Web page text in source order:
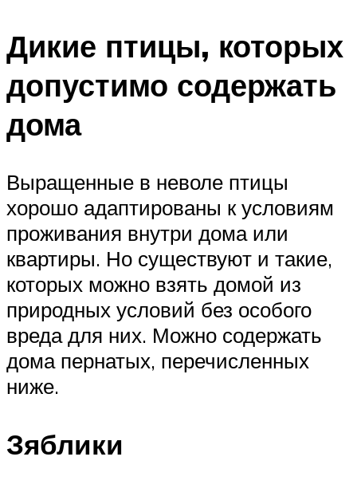
Дикие птицы, которых
допустимо содержать
дома
Выращенные в неволе птицы
хорошо адаптированы к условиям
проживания внутри дома или
квартиры. Но существуют и такие,
которых можно взять домой из
природных условий без особого
вреда для них. Можно содержать
дома пернатых, перечисленных
ниже.
Зяблики